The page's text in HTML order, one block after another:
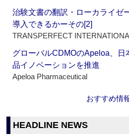
治験文書の翻訳・ローカライゼ
導入できるかーその[2]
TRANSPERFECT
グローバルCDMOのApeloa、日
品イノベーションを推進
Apeloa Pharmaceutical
おすすめ情
HEADLINE NEWS